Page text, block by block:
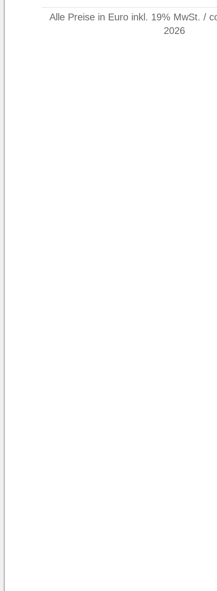
Alle Preise in Euro inkl. 19% MwSt. /
2026